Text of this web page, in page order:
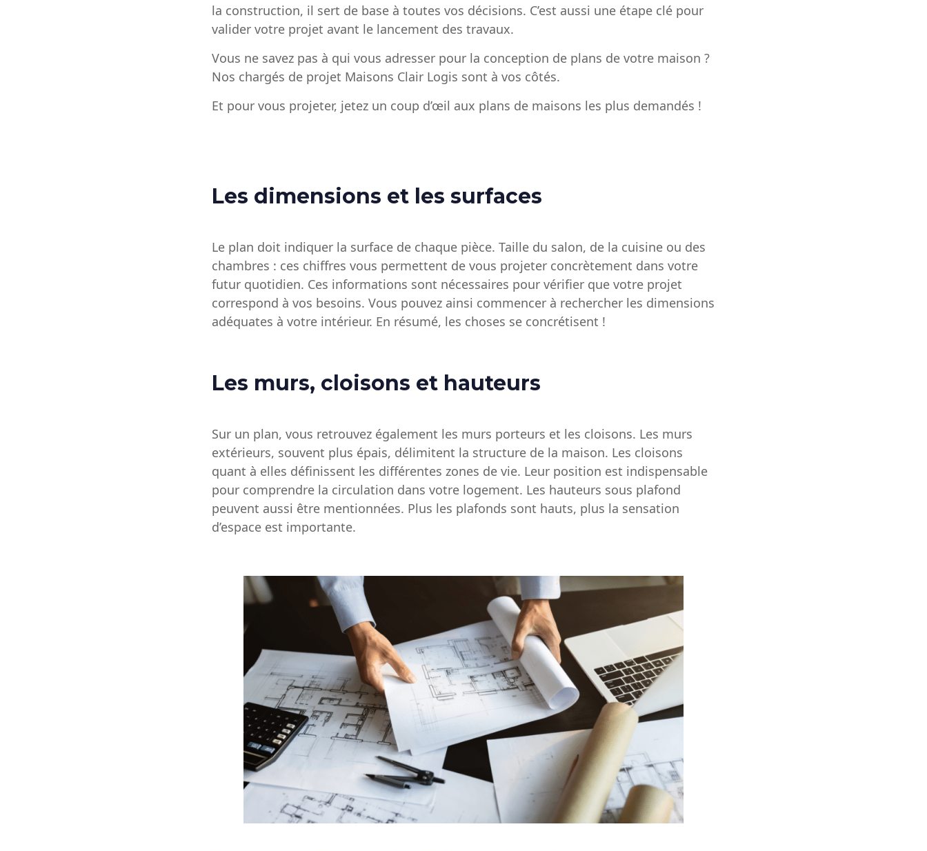
la construction, il sert de base à toutes vos décisions. C’est aussi une étape clé pour
valider votre projet avant le lancement des travaux.
Vous ne savez pas à qui vous adresser pour la conception de plans de votre maison ?
Nos chargés de projet Maisons Clair Logis sont à vos côtés.
Et pour vous projeter, jetez un coup d’œil aux plans de maisons les plus demandés !
Les dimensions et les surfaces
Le plan doit indiquer la surface de chaque pièce. Taille du salon, de la cuisine ou des
chambres : ces chiffres vous permettent de vous projeter concrètement dans votre
futur quotidien. Ces informations sont nécessaires pour vérifier que votre projet
correspond à vos besoins. Vous pouvez ainsi commencer à rechercher les dimensions
adéquates à votre intérieur. En résumé, les choses se concrétisent !
Les murs, cloisons et hauteurs
Sur un plan, vous retrouvez également les murs porteurs et les cloisons. Les murs
extérieurs, souvent plus épais, délimitent la structure de la maison. Les cloisons
quant à elles définissent les différentes zones de vie. Leur position est indispensable
pour comprendre la circulation dans votre logement. Les hauteurs sous plafond
peuvent aussi être mentionnées. Plus les plafonds sont hauts, plus la sensation
d’espace est importante.